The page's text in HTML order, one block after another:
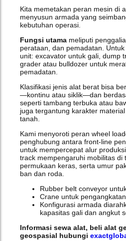
Kita memetakan peran mesin di
menyusun armada yang
kebutuhan operasi.
Fungsi utamameliputi
perataan, dan pemadatan.
unit: excavator untuk gali, dump
grader atau bulldozer untuk
pemadatan.
Klasifikasi jenis alat berat bisa
—kontinu atau siklik—dan
seperti tambang terbuka atau
juga tergantung karakter
tanah.
Kami menyoroti peran wheel
penghubung antara front-line
untuk mempercepat alur
track mempengaruhi mobilitas di
permukaan keras, serta umur
ban dan roda.
Rubber belt conveyor
Crane untuk
Konfigurasi armada
kapasitas gali dan angkut
Informasi sewa alat, beli alat
geospasial hubungi